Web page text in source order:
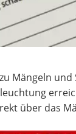
Mängeln und
über das